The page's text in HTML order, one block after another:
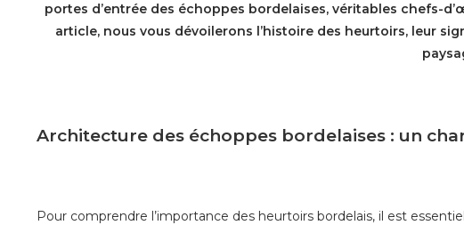
portes d’entrée des échoppes bordelaises, véritables chefs-
article, nous vous dévoilerons l’histoire des heurtoirs, leur
Architecture des échoppes bordelaises : un
Pour comprendre l’importance des heurtoirs bordelais, il est